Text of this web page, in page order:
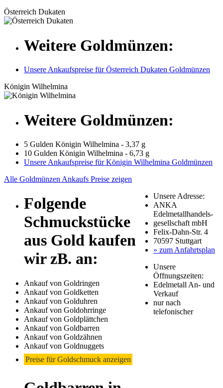
Österreich Dukaten
Weitere Goldmünzen:
Unsere Ankaufspreise für Österreich Dukaten Goldmünzen
Königin Wilhelmina
Weitere Goldmünzen:
5 Gulden Königin Wilhelmina - 3,37 g
10 Gulden Königin Wilhelmina - 6,73 g
Unsere Ankaufspreise für Königin Wilhelmina Goldmünzen
Alle Goldmünzen Ankaufs Preise zeigen
Folgende
Schmuckstücke
aus Gold kaufen
wir zB. an:
Ankauf von Goldringen
Ankauf von Goldketten
Ankauf von Golduhren
Ankauf von Goldohrringe
Ankauf von Goldplättchen
Ankauf von Goldbarren
Ankauf von Goldzähnen
Ankauf von Goldnuggets
Preise für Goldschmuck anzeigen
Unsere Adresse:
ANKA
Edelmetallhandels-
gesellschaft mbH
Felix-Dahn-Str. 4
70597 Stuttgart
» zum Anfahrtsplan
Unsere
Öffnungszeiten:
Edelmetall An- und
Verkauf
nur nach
telefonischer